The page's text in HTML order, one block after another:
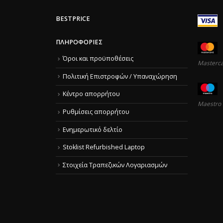
BESTPRICE
ΠΛΗΡΟΦΟΡΊΕΣ
Όροι και προϋποθέσεις
Πολιτική Επιστροφών / Υπαναχώρηση
Κέντρο απορρήτου
Ρυθμίσεις απορρήτου
Ενημερωτικό δελτίο
Stoklist Refurbished Laptop
Στοιχεία Τραπεζικών Λογαριασμών
Maestro